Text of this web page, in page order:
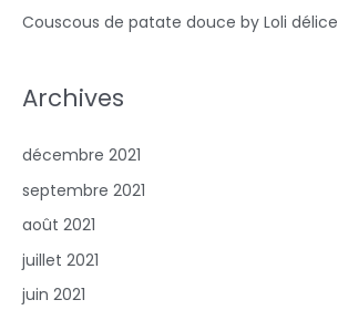
Couscous de patate douce by Loli délice
Archives
décembre 2021
septembre 2021
août 2021
juillet 2021
juin 2021